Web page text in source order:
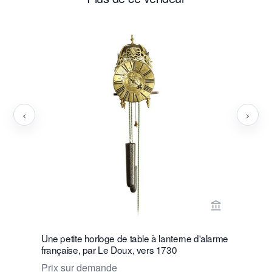
Voir la page
Une petite horloge de table à lanterne d'alarme
française, par Le Doux, vers 1730
Prix sur demande
‹ ›